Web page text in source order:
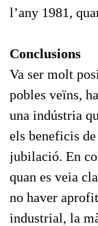
l’any 1981,
Conclusions
Va ser molt
pobles veïns,
una indústria
els beneficis
jubilació. En
quan es veia
no haver
industrial, la